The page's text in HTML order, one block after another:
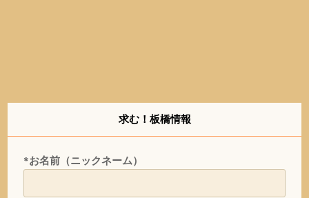
求む！板橋情報
*お名前（ニックネーム）